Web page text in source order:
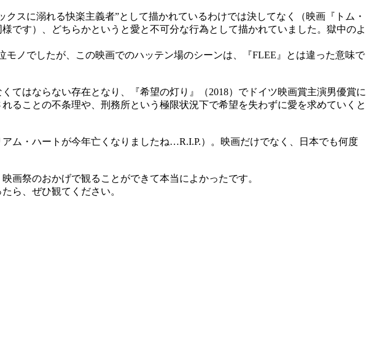
スに溺れる快楽主義者”として描かれているわけでは決してなく（映画『トム・
です）、どちらかというと愛と不可分な行為として描かれていました。獄中のよ
モノでしたが、この映画でのハッテン場のシーンは、『FLEE』とは違った意味で
はならない存在となり、『希望の灯り』（2018）でドイツ映画賞主演男優賞に
ることの不条理や、刑務所という極限状況下で希望を失わずに愛を求めていくと
ム・ハートが今年亡くなりましたね…R.I.P.）。映画だけでなく、日本でも何度
祭のおかげで観ることができて本当によかったです。
ら、ぜひ観てください。